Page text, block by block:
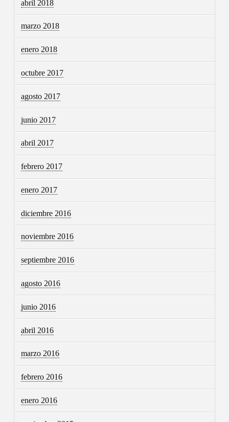
abril 2018
marzo 2018
enero 2018
octubre 2017
agosto 2017
junio 2017
abril 2017
febrero 2017
enero 2017
diciembre 2016
noviembre 2016
septiembre 2016
agosto 2016
junio 2016
abril 2016
marzo 2016
febrero 2016
enero 2016